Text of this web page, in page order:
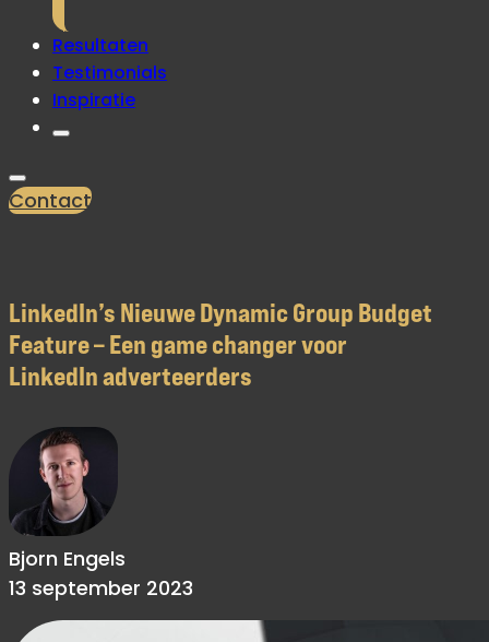
Resultaten
Testimonials
Inspiratie
Contact
LinkedIn’s Nieuwe Dynamic Group Budget
Feature – Een game changer voor
LinkedIn adverteerders
Bjorn Engels
13 september 2023